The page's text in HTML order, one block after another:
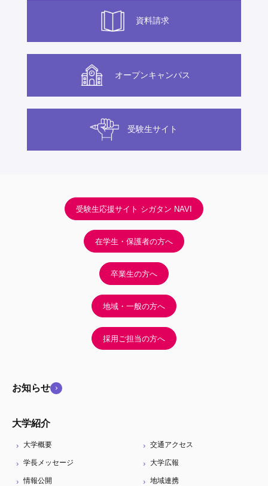
資料請求
オープンキャンパス
受験生サイト
受験生応援サイト シガタン NAVI
在学生・保護者の方へ
卒業生の方へ
地域・一般の方へ
採用ご担当の方へ
お知らせ
大学紹介
大学概要 交通アクセス
学長メッセージ 大学広報
情報公開 地域連携